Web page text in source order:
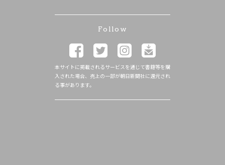
Follow
本サイトに掲載されるサービスを通じて書籍等を購
入された場合、売上の一部が朝日新聞社に還元され
る事があります。